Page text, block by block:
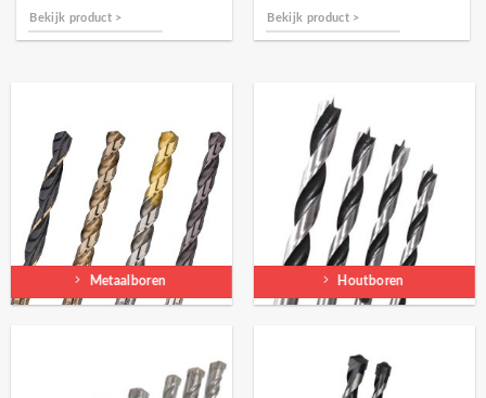
Bekijk product > Bekijk product >
Metaalboren Houtboren